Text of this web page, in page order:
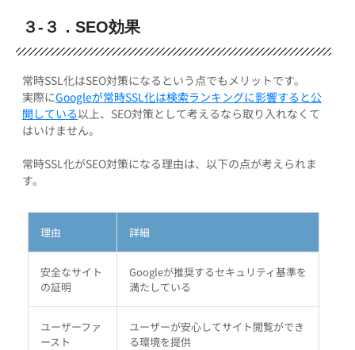
３-３．SEO効果
常時SSL化はSEO対策になるという点でもメリットです。
実際にGoogleが常時SSL化は検索ランキングに影響すると公
開している以上、SEO対策として考えるなら取り入れなくて
はいけません。
常時SSL化がSEO対策になる理由は、以下の点が考えられま
す。
理由 詳細
安全なサイト
の証明
Googleが推奨するセキュリティ基準を
満たしている
ユーザーファ
ースト
ユーザーが安心してサイト閲覧ができ
る環境を提供